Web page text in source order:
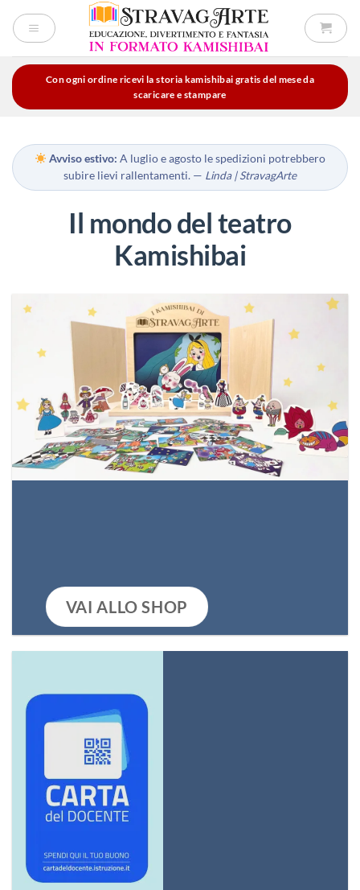
Con ogni ordine ricevi la storia kamishibai gratis del mese da
scaricare e stampare
Avviso estivo: A luglio e agosto le spedizioni potrebbero
subire lievi rallentamenti. — Linda | StravagArte
Il mondo del teatro
Kamishibai
VAI ALLO SHOP